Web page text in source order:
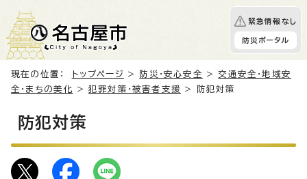
緊急情報なし
防災ポータル
現在の位置： トップページ > 防災・安心安全 >交通安全・地域安
全・まちの美化
>犯罪対策・被害者支援 > 防犯対策
防犯対策